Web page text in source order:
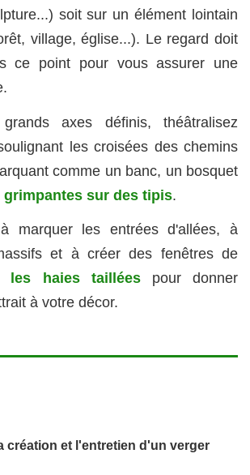
soit sur un élément lointain
village, église...). Le regard doit
ce point pour vous assurer une
axes définis, théâtralisez
les croisées des chemins
comme un banc, un bosquet
grimpantes sur des tipis.
marquer les entrées d'allées, à
et à créer des fenêtres de
les haies tailléespour donner
à votre décor.
création et l'entretien d'un verger